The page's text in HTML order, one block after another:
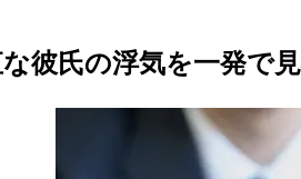
彼氏の浮気を一発で